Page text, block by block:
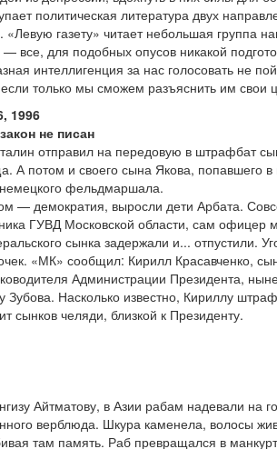
политическая литература двух
«Левую газету» читает небольшая группа
все, для подобных опусов никакой
интеллигенция за нас голосовать не
если только мы сможем разъяснить им
1996
не писан
отправил на передовую в штрафбат
А потом и своего сына Якова, попавшего
фельдмаршала.
— демократия, выросли дети Арбата.
ГУВД Московской области, сам офицер
сынка задержали и... отпустили.
«МК» сообщил: Кирилл Красавченко,
Администрации Президента,
Зубова. Насколько известно, Кириллу
сынков челяди, близкой к Президенту.
Айтматову, в Азии рабам надевали на
верблюда. Шкура каменела, волосы
там память. Раб превращался в